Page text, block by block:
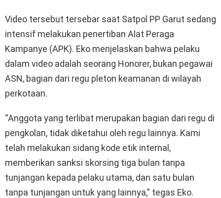
Video tersebut tersebar saat Satpol PP Garut sedang
intensif melakukan penertiban Alat Peraga
Kampanye (APK). Eko menjelaskan bahwa pelaku
dalam video adalah seorang Honorer, bukan pegawai
ASN, bagian dari regu pleton keamanan di wilayah
perkotaan.
“Anggota yang terlibat merupakan bagian dari regu di
pengkolan, tidak diketahui oleh regu lainnya. Kami
telah melakukan sidang kode etik internal,
memberikan sanksi skorsing tiga bulan tanpa
tunjangan kepada pelaku utama, dan satu bulan
tanpa tunjangan untuk yang lainnya,” tegas Eko.